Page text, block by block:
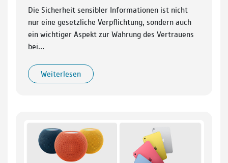
Die Sicherheit sensibler Informationen ist nicht
nur eine gesetzliche Verpflichtung, sondern auch
ein wichtiger Aspekt zur Wahrung des Vertrauens
bei…
Weiterlesen